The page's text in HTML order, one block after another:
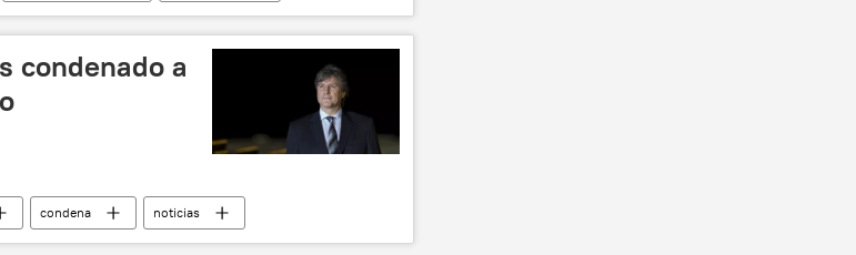
Márquez
condenado a
condena noticias